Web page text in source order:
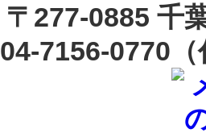
〒 277-0885 千
04-7156-0770